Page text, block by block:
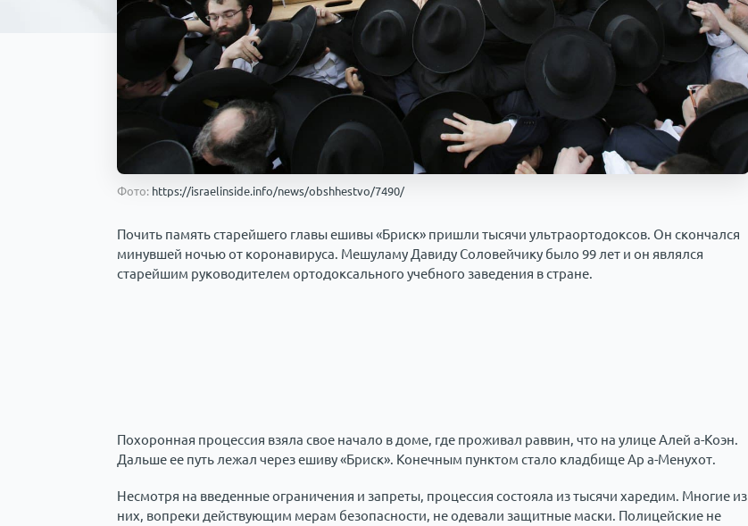
Фото: https://israelinside.info/news/obshhestvo/7490/
Почить память старейшего главы ешивы «Бриск» пришли тысячи ультраортодоксов. Он скончался
минувшей ночью от коронавируса. Мешуламу Давиду Соловейчику было 99 лет и он являлся
старейшим руководителем ортодоксального учебного заведения в стране.
Похоронная процессия взяла свое начало в доме, где проживал раввин, что на улице Алей а-Коэн.
Дальше ее путь лежал через ешиву «Бриск». Конечным пунктом стало кладбище Ар а-Менухот.
Несмотря на введенные ограничения и запреты, процессия состояла из тысячи харедим. Многие из
них, вопреки действующим мерам безопасности, не одевали защитные маски. Полицейские не